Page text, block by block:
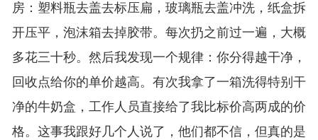
房：塑料瓶去盖去标压扁，玻璃瓶去盖冲洗，纸盒拆
开压平，泡沫箱去掉胶带。每次扔之前过一遍，大概
多花三十秒。然后我发现一个规律：你分得越干净，
回收点给你的单价越高。有次我拿了一箱洗得特别干
净的牛奶盒，工作人员直接给了我比标价高两成的价
格。这事我跟好几个人说了，他们都不信，但真的是